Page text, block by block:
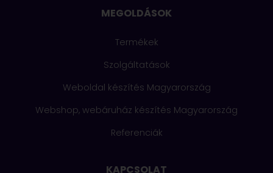
MEGOLDÁSOK
Termékek
Szolgáltatások
Weboldal készítés Magyarország
Webshop, webáruház készítés Magyarország
Referenciák
KAPCSOLAT